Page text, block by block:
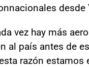
desde
vez hay más
al país antes de
razón